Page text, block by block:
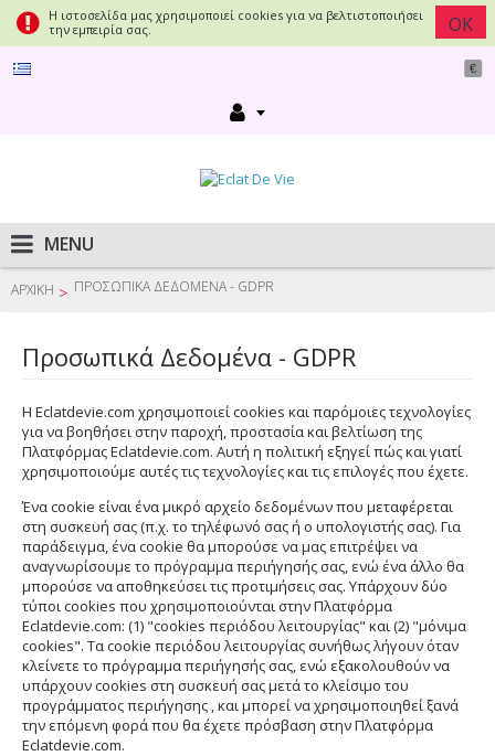
Η ιστοσελίδα μας χρησιμοποιεί cookies για να βελτιστοποιήσει
την εμπειρία σας.
ΟΚ
€
MENU
ΑΡΧΙΚΉ ΠΡΟΣΩΠΙΚΆ ΔΕΔΟΜΈΝΑ - GDPR
Προσωπικά Δεδομένα - GDPR
Η Eclatdevie.com χρησιμοποιεί cookies και παρόμοιες τεχνολογίες
για να βοηθήσει στην παροχή, προστασία και βελτίωση της
Πλατφόρμας Eclatdevie.com. Αυτή η πολιτική εξηγεί πώς και γιατί
χρησιμοποιούμε αυτές τις τεχνολογίες και τις επιλογές που έχετε.
Ένα cookie είναι ένα μικρό αρχείο δεδομένων που μεταφέρεται
στη συσκευή σας (π.χ. το τηλέφωνό σας ή ο υπολογιστής σας). Για
παράδειγμα, ένα cookie θα μπορούσε να μας επιτρέψει να
αναγνωρίσουμε το πρόγραμμα περιήγησής σας, ενώ ένα άλλο θα
μπορούσε να αποθηκεύσει τις προτιμήσεις σας. Υπάρχουν δύο
τύποι cookies που χρησιμοποιούνται στην Πλατφόρμα
Eclatdevie.com: (1) "cookies περιόδου λειτουργίας" και (2) "μόνιμα
cookies". Τα cookie περιόδου λειτουργίας συνήθως λήγουν όταν
κλείνετε το πρόγραμμα περιήγησής σας, ενώ εξακολουθούν να
υπάρχουν cookies στη συσκευή σας μετά το κλείσιμο του
προγράμματος περιήγησης , και μπορεί να χρησιμοποιηθεί ξανά
την επόμενη φορά που θα έχετε πρόσβαση στην Πλατφόρμα
Eclatdevie.com.